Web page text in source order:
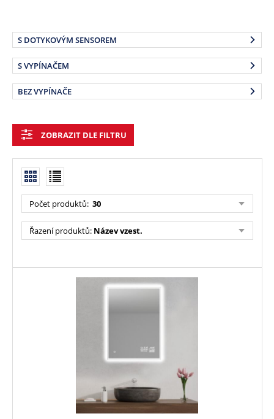
S DOTYKOVÝM SENSOREM
S VYPÍNAČEM
BEZ VYPÍNAČE
ZOBRAZIT DLE FILTRU
Počet produktů: 30
Řazení produktů: Název vzest.